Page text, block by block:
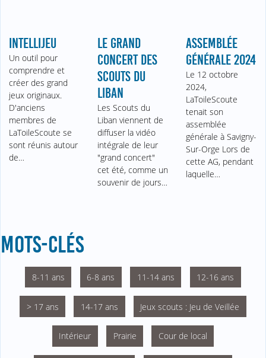
INTELLIJEU
Un outil pour
comprendre et
créer des grand
jeux originaux.
D'anciens
membres de
LaToileScoute se
sont réunis autour
de…
LE GRAND
CONCERT DES
SCOUTS DU
LIBAN
Les Scouts du
Liban viennent de
diffuser la vidéo
intégrale de leur
"grand concert"
cet été, comme un
souvenir de jours…
ASSEMBLÉE
GÉNÉRALE 2024
Le 12 octobre
2024,
LaToileScoute
tenait son
assemblée
générale à Savigny-
Sur-Orge Lors de
cette AG, pendant
laquelle…
MOTS-CLÉS
8-11 ans 6-8 ans 11-14 ans 12-16 ans
> 17 ans 14-17 ans Jeux scouts : Jeu de Veillée
Intérieur Prairie Cour de local